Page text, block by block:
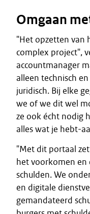
Omgaan
"Het opzetten van
complex project",
accountmanager
alleen technisch
juridisch. Bij elke
we of we dit wel
ze ook écht nodig
alles wat je hebt-
"Met dit portaal
het voorkomen en
schulden. We
en digitale
gemandateerd